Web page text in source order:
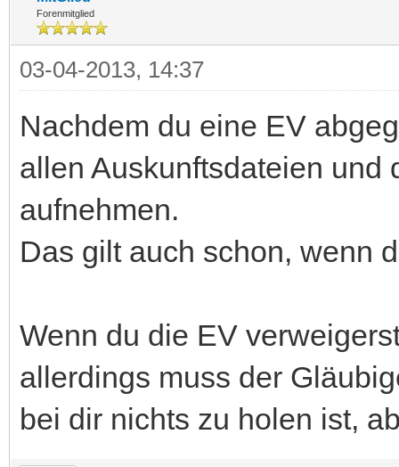
Forenmitglied
03-04-2013, 14:37
Nachdem du eine EV
allen Auskunftsdateien und
aufnehmen.
Das gilt auch schon, wenn
Wenn du die EV
allerdings muss der
bei dir nichts zu holen ist,